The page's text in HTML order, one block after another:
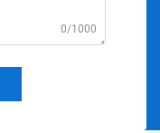
0/1000